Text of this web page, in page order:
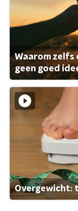
Waarom zelfs
geen goed
Overgewicht: